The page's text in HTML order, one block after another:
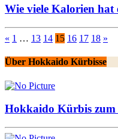
Wie viele Kalorien
« 1 … 13 14 15 16 17 18 »
Über Hokkaido Kürbisse
Hokkaido Kürbis zum